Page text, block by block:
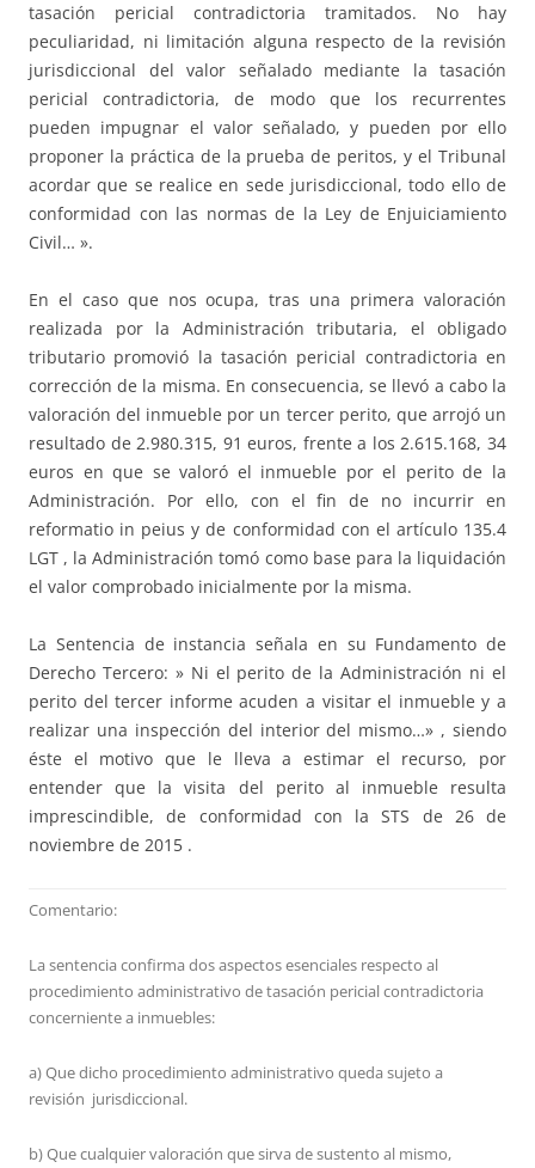
tasación pericial contradictoria tramitados. No hay
peculiaridad, ni limitación alguna respecto de la revisión
jurisdiccional del valor señalado mediante la tasación
pericial contradictoria, de modo que los recurrentes
pueden impugnar el valor señalado, y pueden por ello
proponer la práctica de la prueba de peritos, y el Tribunal
acordar que se realice en sede jurisdiccional, todo ello de
conformidad con las normas de la Ley de Enjuiciamiento
Civil… ».
En el caso que nos ocupa, tras una primera valoración
realizada por la Administración tributaria, el obligado
tributario promovió la tasación pericial contradictoria en
corrección de la misma. En consecuencia, se llevó a cabo la
valoración del inmueble por un tercer perito, que arrojó un
resultado de 2.980.315, 91 euros, frente a los 2.615.168, 34
euros en que se valoró el inmueble por el perito de la
Administración. Por ello, con el fin de no incurrir en
reformatio in peius y de conformidad con el artículo 135.4
LGT , la Administración tomó como base para la liquidación
el valor comprobado inicialmente por la misma.
La Sentencia de instancia señala en su Fundamento de
Derecho Tercero: » Ni el perito de la Administración ni el
perito del tercer informe acuden a visitar el inmueble y a
realizar una inspección del interior del mismo…» , siendo
éste el motivo que le lleva a estimar el recurso, por
entender que la visita del perito al inmueble resulta
imprescindible, de conformidad con la STS de 26 de
noviembre de 2015 .
Comentario:
La sentencia confirma dos aspectos esenciales respecto al
procedimiento administrativo de tasación pericial contradictoria
concerniente a inmuebles:
a) Que dicho procedimiento administrativo queda sujeto a
revisión jurisdiccional.
b) Que cualquier valoración que sirva de sustento al mismo,